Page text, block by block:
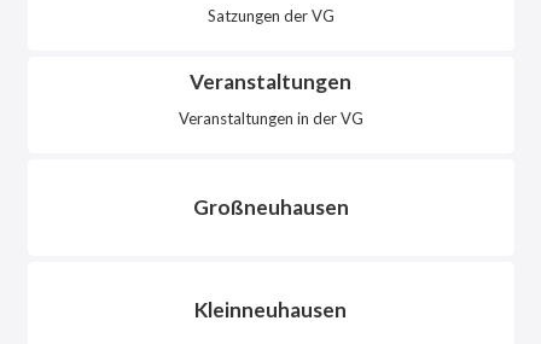
Satzungen der VG
Veranstaltungen
Veranstaltungen in der VG
Großneuhausen
Kleinneuhausen